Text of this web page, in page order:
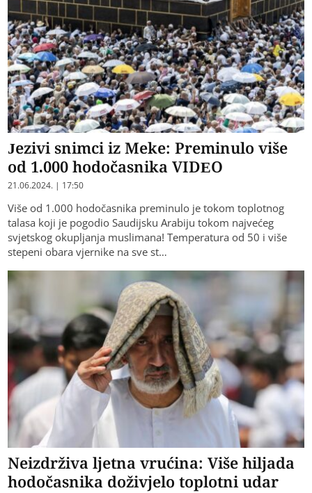
Jezivi snimci iz Meke: Preminulo više
od 1.000 hodočasnika VIDEO
21.06.2024. | 17:50
Više od 1.000 hodočasnika preminulo je tokom toplotnog
talasa koji je pogodio Saudijsku Arabiju tokom najvećeg
svjetskog okupljanja muslimana! Temperatura od 50 i više
stepeni obara vjernike na sve st…
Neizdrživa ljetna vrućina: Više hiljada
hodočasnika doživjelo toplotni udar